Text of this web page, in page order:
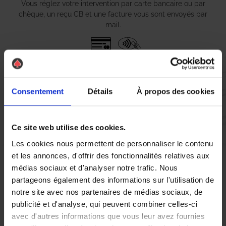
Consentement Détails À propos des cookies
Ce site web utilise des cookies.
Les cookies nous permettent de personnaliser le contenu
et les annonces, d'offrir des fonctionnalités relatives aux
médias sociaux et d'analyser notre trafic. Nous
partageons également des informations sur l'utilisation de
notre site avec nos partenaires de médias sociaux, de
publicité et d'analyse, qui peuvent combiner celles-ci
avec d'autres informations que vous leur avez fournies
Vous réglez votre intervention par carte bancaire ou par
chèque, un reçu CB et une facture vous sont envoyés par
mail.
Vous évaluez la prestation
Vous recevez une demande d’évaluation de votre expérience
Nous avons pensé à tout
À Le Controis-en-Sologne, la lutte contre les nuisibles est
primordiale pour garantir un cadre de vie sain. Si vous êtes aux